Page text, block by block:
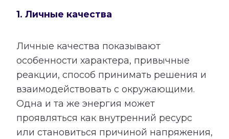
1. Личные качества
Личные качества показывают
особенности характера, привычные
реакции, способ принимать решения и
взаимодействовать с окружающими.
Одна и та же энергия может
проявляться как внутренний ресурс
или становиться причиной напряжения,